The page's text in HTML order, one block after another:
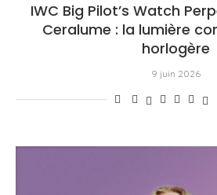
IWC Big Pilot’s Watch
Ceralume : la lumière
horlogère
9 juin 2026